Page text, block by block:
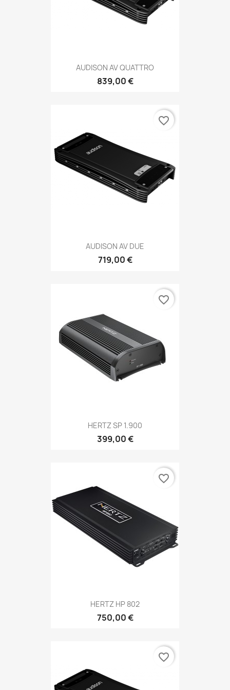
AUDISON AV QUATTRO
839,00 €
AUDISON AV DUE
719,00 €
favorite_border
HERTZ SP 1.900
399,00 €
favorite_border
HERTZ HP 802
750,00 €
favorite_border
favorite_border